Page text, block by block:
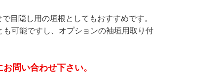
目隠し用の垣根としてもおすすめです。
可能ですし、オプションの袖垣用取り付
問い合わせ下さい。